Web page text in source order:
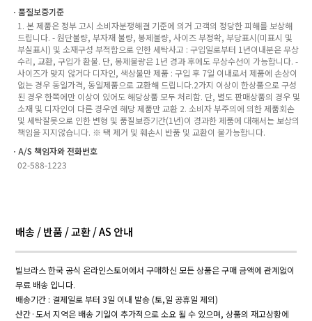
ㆍ품질보증기준
1. 본 제품은 정부 고시 소비자분쟁해결 기준에 의거 고객의 정당한 피해를 보상해
드립니다. - 원단불량, 부자재 불량, 봉제불량, 사이즈 부정확, 부당표시(미표시 및
부실표시) 및 소재구성 부적합으로 인한 세탁사고 : 구입일로부터 1년이내분은 무상
수리, 교환, 구입가 환불. 단, 봉제불량은 1년 경과 후에도 무상수선이 가능합니다. -
사이즈가 맞지 않거다 디자인, 색상불만 제품 : 구입 후 7일 이내로서 제품에 손상이
없는 경우 동일가격, 동일제품으로 교환해 드립니다.2가지 이상이 한상품으로 구성
된 경우 한쪽에만 이상이 있어도 해당상품 모두 처리함. 단, 별도 판매상품의 경우 및
소재 및 디자인이 다른 경우엔 해당 제품만 교환 2. 소비자 부주의에 의한 제품회손
및 세탁잘못으로 인한 변형 및 품질보증기간(1년)이 경과한 제품에 대해서는 보상의
책임을 지지않습니다. ※ 택 제거 및 훼손시 반품 및 교환이 불가능합니다.
ㆍA/S 책임자와 전화번호
02-588-1223
배송 / 반품 / 교환 / AS 안내
빌브라스 한국 공식 온라인스토어에서 구매하신 모든 상품은 구매 금액에 관계없이
무료 배송 입니다.
배송기간 : 결제일로 부터 3일 이내 발송 (토,일 공휴일 제외)
산간·도서 지역은 배송 기일이 추가적으로 소요 될 수 있으며, 상품의 재고상황에